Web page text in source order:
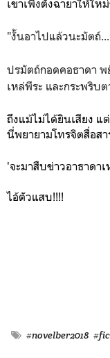
เขาเพิ่งตั้งฉายาให้ให
"งั้นอาไปแล้วนะมัตถ์
ปรมัตถ์กอดคอธาดา
เหล่พีระ และกระพริบ
ถึงแม้ไม่ได้ยินเสียง แ
นี่พยายามโทรจิตสื่อสา
'จะมาสืบข่าวอาธาดา
ไอ้ตัวแสบ!!!!
#novelber2018